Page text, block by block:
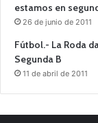
estamos en
26 de junio de 2011
Fútbol.- La Roda
Segunda B
11 de abril de 2011